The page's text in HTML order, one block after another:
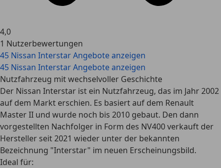
4,0
1 Nutzerbewertungen
45 Nissan Interstar Angebote anzeigen
45 Nissan Interstar Angebote anzeigen
Nutzfahrzeug mit wechselvoller Geschichte
Der Nissan Interstar ist ein Nutzfahrzeug, das im Jahr 2002
auf dem Markt erschien. Es basiert auf dem Renault
Master II und wurde noch bis 2010 gebaut. Den dann
vorgestellten Nachfolger in Form des NV400 verkauft der
Hersteller seit 2021 wieder unter der bekannten
Bezeichnung "Interstar" im neuen Erscheinungsbild.
Ideal für: